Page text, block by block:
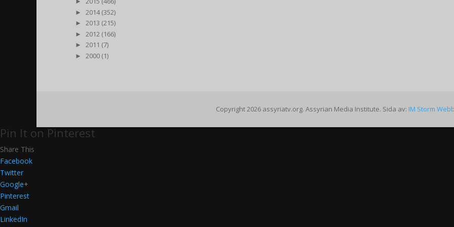
►
2014 (352)
►
2013 (215)
►
2012 (166)
►
2011 (7)
►
2000 (1)
Copyright 2026 assyriatv.org. Assyrian Media Institute. Sida av: IM Storm
Pin It on Pinterest
Share This
Facebook
Twitter
Google+
Pinterest
Gmail
LinkedIn